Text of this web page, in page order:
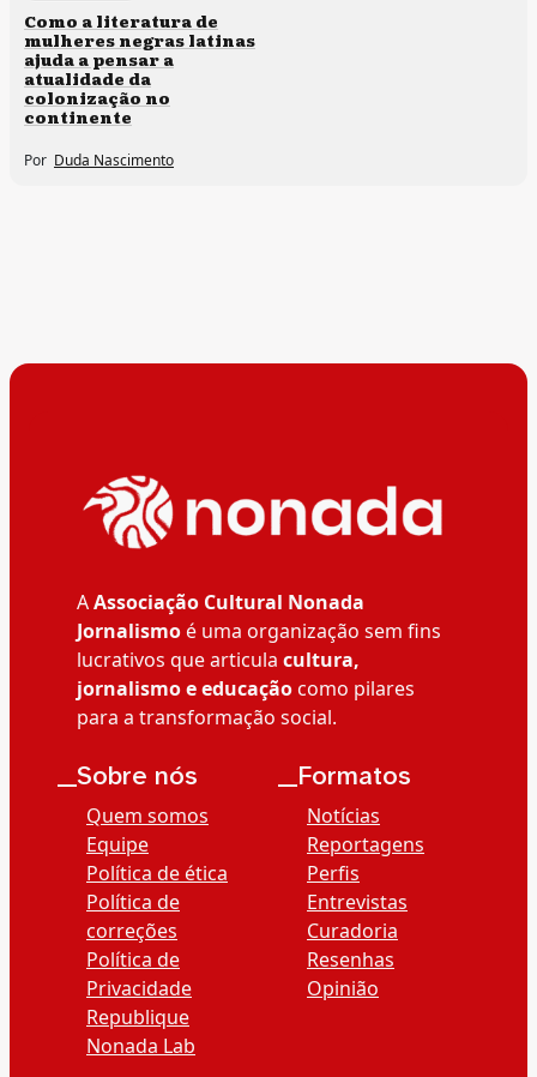
Direitos humanos
Como a literatura de
mulheres negras latinas
ajuda a pensar a
atualidade da
colonização no
continente
Por Duda Nascimento
AAssociação Cultural Nonada
Jornalismoé uma organização sem fins
lucrativos que articula cultura,
jornalismo e educaçãocomo pilares
para a transformação social.
__Sobre nós
Quem somos
Equipe
Política de ética
Política de
correções
Política de
Privacidade
Republique
Nonada Lab
__Formatos
Notícias
Reportagens
Perfis
Entrevistas
Curadoria
Resenhas
Opinião